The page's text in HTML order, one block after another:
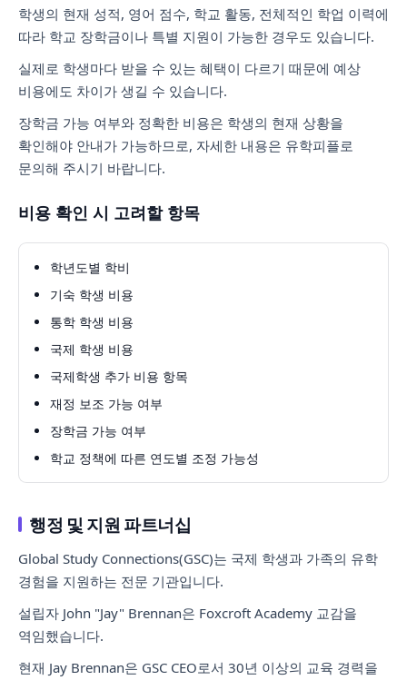
학생의 현재 성적, 영어 점수, 학교 활동, 전체적인 학업 이력에
따라 학교 장학금이나 특별 지원이 가능한 경우도 있습니다.
실제로 학생마다 받을 수 있는 혜택이 다르기 때문에 예상
비용에도 차이가 생길 수 있습니다.
장학금 가능 여부와 정확한 비용은 학생의 현재 상황을
확인해야 안내가 가능하므로, 자세한 내용은 유학피플로
문의해 주시기 바랍니다.
비용 확인 시 고려할 항목
학년도별 학비
기숙 학생 비용
통학 학생 비용
국제 학생 비용
국제학생 추가 비용 항목
재정 보조 가능 여부
장학금 가능 여부
학교 정책에 따른 연도별 조정 가능성
행정 및 지원 파트너십
Global Study Connections(GSC)는 국제 학생과 가족의 유학
경험을 지원하는 전문 기관입니다.
설립자 John "Jay" Brennan은 Foxcroft Academy 교감을
역임했습니다.
현재 Jay Brennan은 GSC CEO로서 30년 이상의 교육 경력을